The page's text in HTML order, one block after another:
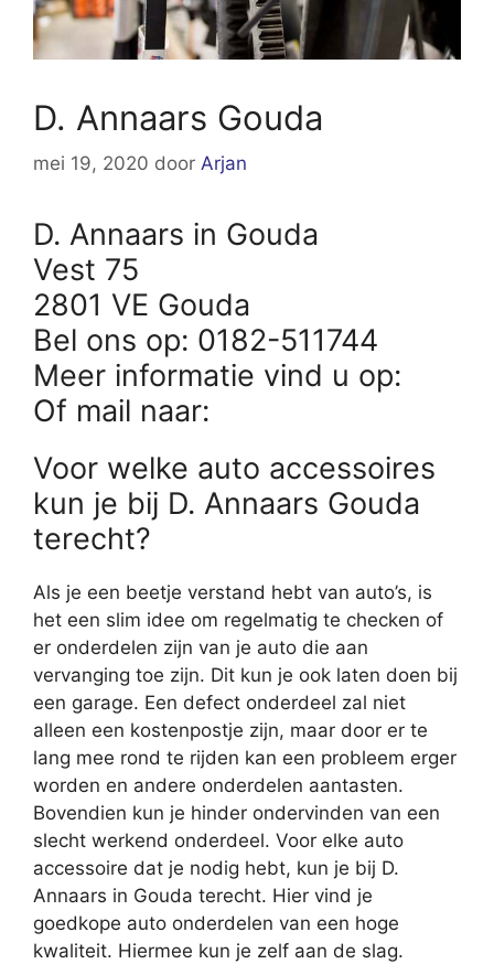
D. Annaars Gouda
mei 19, 2020 door Arjan
D. Annaars in Gouda
Vest 75
2801 VE Gouda
Bel ons op: 0182-511744
Meer informatie vind u op:
Of mail naar:
Voor welke auto accessoires
kun je bij D. Annaars Gouda
terecht?
Als je een beetje verstand hebt van auto’s, is
het een slim idee om regelmatig te checken of
er onderdelen zijn van je auto die aan
vervanging toe zijn. Dit kun je ook laten doen bij
een garage. Een defect onderdeel zal niet
alleen een kostenpostje zijn, maar door er te
lang mee rond te rijden kan een probleem erger
worden en andere onderdelen aantasten.
Bovendien kun je hinder ondervinden van een
slecht werkend onderdeel. Voor elke auto
accessoire dat je nodig hebt, kun je bij D.
Annaars in Gouda terecht. Hier vind je
goedkope auto onderdelen van een hoge
kwaliteit. Hiermee kun je zelf aan de slag.